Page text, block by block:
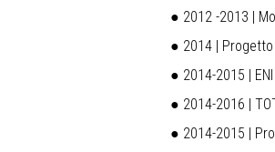
● 2012 -2013 |
● 2014 | Progetto
● 2014-2015 |
● 2014-2016 |
● 2014-2015 |